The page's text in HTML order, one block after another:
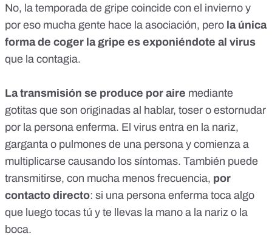
No, la temporada de gripe coincide con el invierno y
por eso mucha gente hace la asociación, pero la única
forma de coger la gripe es exponiéndote al virus
que la contagia.
La transmisión se produce por aire mediante
gotitas que son originadas al hablar, toser o estornudar
por la persona enferma. El virus entra en la nariz,
garganta o pulmones de una persona y comienza a
multiplicarse causando los síntomas. También puede
transmitirse, con mucha menos frecuencia, por
contacto directo: si una persona enferma toca algo
que luego tocas tú y te llevas la mano a la nariz o la
boca.